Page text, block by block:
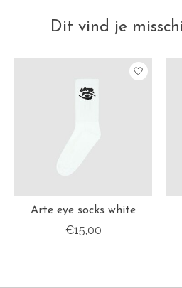
Dit vind je
Items van productcarrousel
Arte eye socks white
€15,00